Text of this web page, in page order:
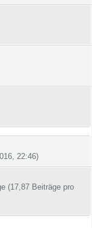
22:46)
(17,87 Beiträge pro